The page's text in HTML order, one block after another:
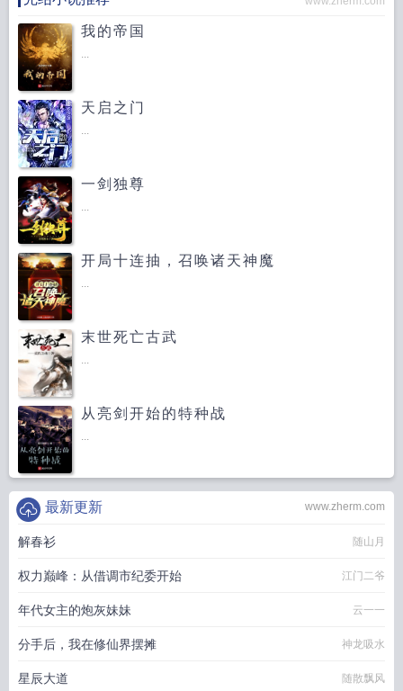
我的帝国
...
天启之门
...
一剑独尊
...
开局十连抽，召唤诸天神魔
...
末世死亡古武
...
从亮剑开始的特种战
...
www.zherm.com
最新更新
解春衫 随山月
权力巅峰：从借调市纪委开始 江门二爷
年代女主的炮灰妹妹 云一一
分手后，我在修仙界摆摊 神龙吸水
星辰大道 随散飘风